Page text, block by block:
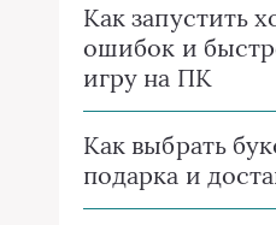
Как запустить
ошибок и
игру на ПК
Как выбрать
подарка и